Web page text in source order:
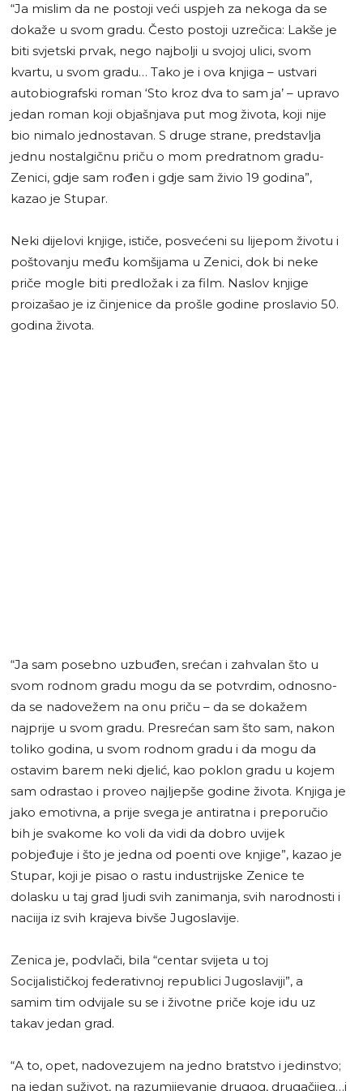
“Ja mislim da ne postoji veći uspjeh za nekoga da se
dokaže u svom gradu. Često postoji uzrečica: Lakše je
biti svjetski prvak, nego najbolji u svojoj ulici, svom
kvartu, u svom gradu… Tako je i ova knjiga – ustvari
autobiografski roman ‘Sto kroz dva to sam ja’ – upravo
jedan roman koji objašnjava put mog života, koji nije
bio nimalo jednostavan. S druge strane, predstavlja
jednu nostalgičnu priču o mom predratnom gradu-
Zenici, gdje sam rođen i gdje sam živio 19 godina”,
kazao je Stupar.
Neki dijelovi knjige, ističe, posvećeni su lijepom životu i
poštovanju među komšijama u Zenici, dok bi neke
priče mogle biti predložak i za film. Naslov knjige
proizašao je iz činjenice da prošle godine proslavio 50.
godina života.
“Ja sam posebno uzbuđen, srećan i zahvalan što u
svom rodnom gradu mogu da se potvrdim, odnosno-
da se nadovežem na onu priču – da se dokažem
najprije u svom gradu. Presrećan sam što sam, nakon
toliko godina, u svom rodnom gradu i da mogu da
ostavim barem neki djelić, kao poklon gradu u kojem
sam odrastao i proveo najljepše godine života. Knjiga je
jako emotivna, a prije svega je antiratna i preporučio
bih je svakome ko voli da vidi da dobro uvijek
pobjeđuje i što je jedna od poenti ove knjige”, kazao je
Stupar, koji je pisao o rastu industrijske Zenice te
dolasku u taj grad ljudi svih zanimanja, svih narodnosti i
naciija iz svih krajeva bivše Jugoslavije.
Zenica je, podvlači, bila “centar svijeta u toj
Socijalističkoj federativnoj republici Jugoslaviji”, a
samim tim odvijale su se i životne priče koje idu uz
takav jedan grad.
“A to, opet, nadovezujem na jedno bratstvo i jedinstvo;
na jedan suživot, na razumijevanje drugog, drugačijeg…i